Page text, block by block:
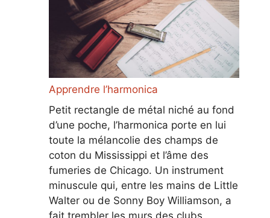
Apprendre l’harmonica
Petit rectangle de métal niché au fond
d’une poche, l’harmonica porte en lui
toute la mélancolie des champs de
coton du Mississippi et l’âme des
fumeries de Chicago. Un instrument
minuscule qui, entre les mains de Little
Walter ou de Sonny Boy Williamson, a
fait trembler les murs des clubs